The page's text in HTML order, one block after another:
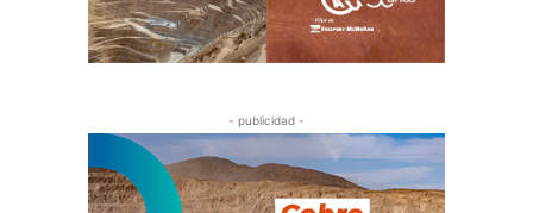
- publicidad -